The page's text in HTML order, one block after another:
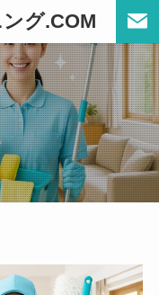
グ.COM